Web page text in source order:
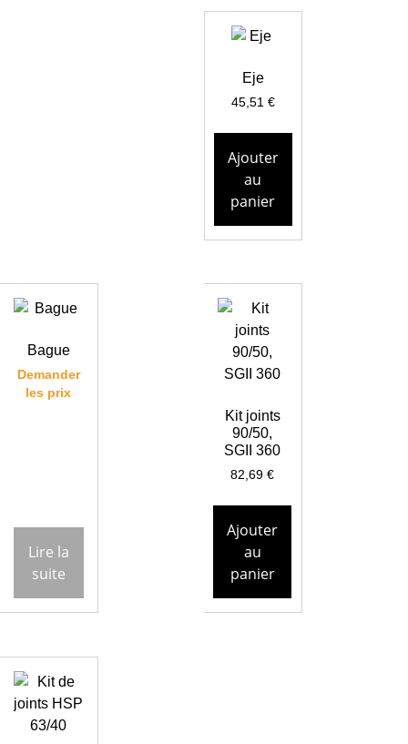
Eje
45,51 €
Ajouter
au
panier
Bague
Demander
les prix
Lire la
suite
Kit joints
90/50,
SGII 360
82,69€
Ajouter
au
panier